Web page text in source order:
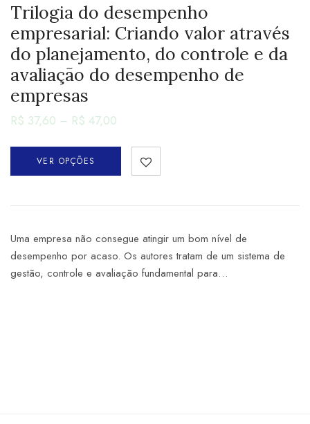
Trilogia do desempenho
empresarial: Criando valor através
do planejamento, do controle e da
avaliação do desempenho de
empresas
R$ 37,60 – R$ 47,00
VER OPÇÕES
Uma empresa não consegue atingir um bom nível de
desempenho por acaso. Os autores tratam de um sistema de
gestão, controle e avaliação fundamental para…